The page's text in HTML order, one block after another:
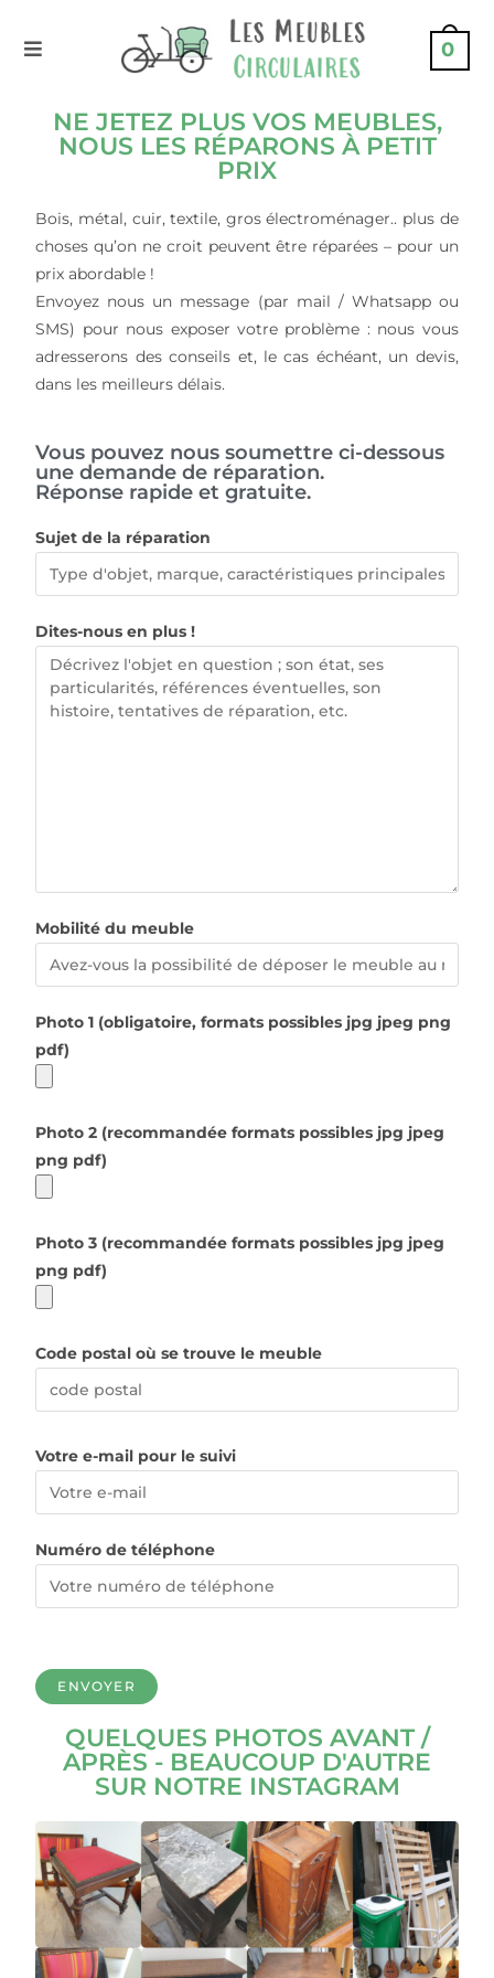
0
NE JETEZ PLUS VOS MEUBLES,
NOUS LES RÉPARONS À PETIT
PRIX
Bois, métal, cuir, textile, gros électroménager.. plus de
choses qu’on ne croit peuvent être réparées – pour un
prix abordable !
Envoyez nous un message (par mail / Whatsapp ou
SMS) pour nous exposer votre problème : nous vous
adresserons des conseils et, le cas échéant, un devis,
dans les meilleurs délais.
Vous pouvez nous soumettre ci-dessous
une demande de réparation.
Réponse rapide et gratuite.
Sujet de la réparation
Dites-nous en plus !
Mobilité du meuble
Photo 1 (obligatoire, formats possibles jpg jpeg png
pdf)
Photo 2 (recommandée formats possibles jpg jpeg
png pdf)
Photo 3 (recommandée formats possibles jpg jpeg
png pdf)
Code postal où se trouve le meuble
Votre e-mail pour le suivi
Numéro de téléphone
QUELQUES PHOTOS AVANT /
APRÈS - BEAUCOUP D'AUTRE
SUR NOTRE INSTAGRAM